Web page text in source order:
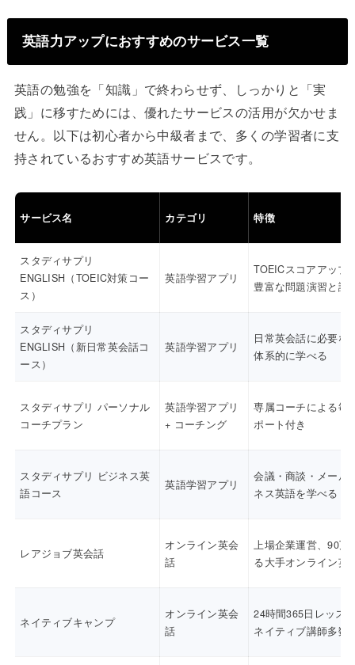
英語力アップにおすすめのサービス一覧
英語の勉強を「知識」で終わらせず、しっかりと「実
践」に移すためには、優れたサービスの活用が欠かせま
せん。以下は初心者から中級者まで、多くの学習者に支
持されているおすすめ英語サービスです。
サービス名 カテゴリ 特徴
スタディサプリ
ENGLISH（TOEIC対策コー
ス）
英語学習アプリ
TOEICスコアアップ
豊富な問題演習と講
スタディサプリ
ENGLISH（新日常英会話コ
ース）
英語学習アプリ
日常英会話に必要な
体系的に学べる
スタディサプリ パーソナル
コーチプラン
英語学習アプリ
+ コーチング
専属コーチによる毎
ポート付き
スタディサプリ ビジネス英
語コース
英語学習アプリ
会議・商談・メール
ネス英語を学べる
レアジョブ英会話
オンライン英会
話
上場企業運営、90万
る大手オンライン英
ネイティブキャンプ
オンライン英会
話
24時間365日レッス
ネイティブ講師多数